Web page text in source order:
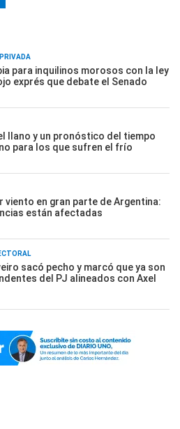
para inquilinos morosos con la ley
exprés que debate el Senado
llano y un pronóstico del tiempo
para los que sufren el frío
viento en gran parte de Argentina:
están afectadas
sacó pecho y marcó que ya son
del PJ alineados con Axel